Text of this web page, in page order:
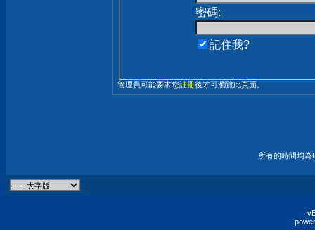
密碼:
記住我?
管理員可能要求您註冊後才可瀏覽此頁面。
所有的時間均為